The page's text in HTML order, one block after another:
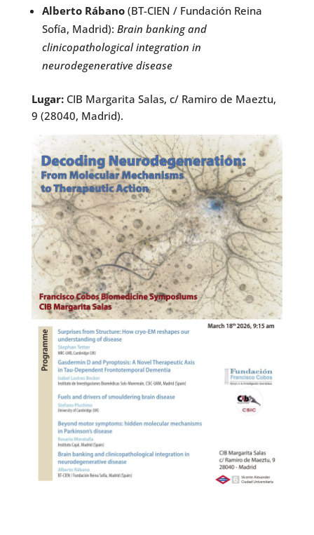
Alberto Rábano(BT-CIEN / Fundación Reina
Sofía, Madrid): Brain banking and
clinicopathological integration in
neurodegenerative disease
Lugar:CIB Margarita Salas, c/ Ramiro de Maeztu,
9 (28040, Madrid).